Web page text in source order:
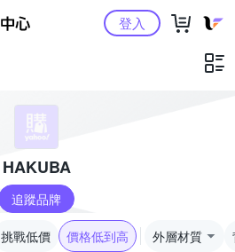
Yahoo購物中心登入
HAKUBA
追蹤品牌
挑戰低價 價格低到高 外層材質